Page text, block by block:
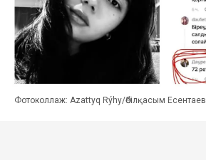
Фотоколлаж: Azattyq Rýhy/Әбілқасым Есентаев